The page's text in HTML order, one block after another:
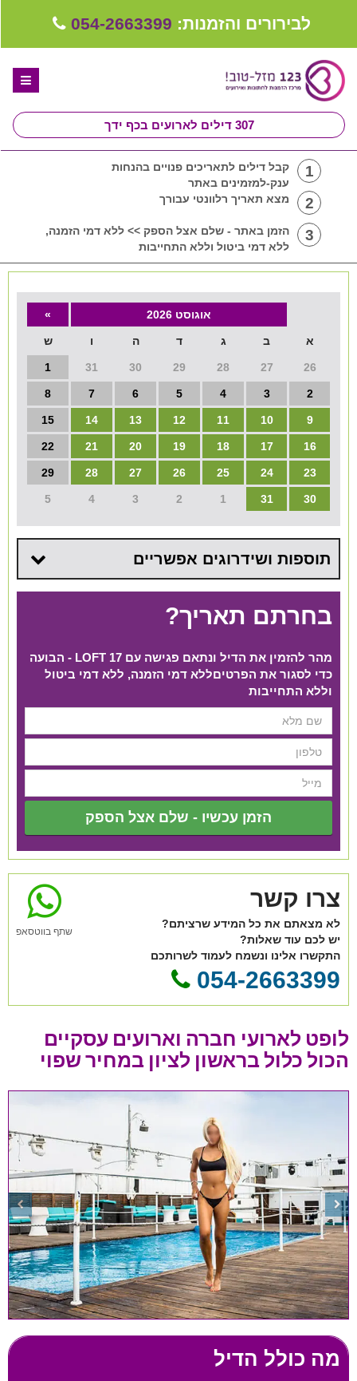
לבירורים והזמנות: 054-2663399
307 דילים לארועים בכף ידך
ספקים לחתונה מומלצים
קבלו ייעוץ בחינם
קבוצת וואטסאפ-ספקים עונים LIVE
שירות אישי בקליק
1
קבל דילים לתאריכים פנויים בהנחות
ענק-למזמינים באתר
2 מצא תאריך רלוונטי עבורך
3
הזמן באתר - שלם אצל הספק >> ללא דמי הזמנה,
ללא דמי ביטול וללא התחייבות
אוגוסט 2026 »
א ב ג ד ה ו ש
26
27
28
29
30
31
1
2
3
4
5
6
7
8
9
10
11
12
13
14
15
16
17
18
19
20
21
22
23
24
25
26
27
28
29
30
31
1
2
3
4
5
תוספות ושידרוגים אפשריים
בחרתם תאריך?
מהר להזמין את הדיל ונתאם פגישה עם LOFT 17 - הבועה
כדי לסגור את הפרטים​ ללא דמי הזמנה, ללא דמי ביטול
וללא התחייבות
הזמן עכשיו - שלם אצל הספק
שתף בווטסאפ
צרו קשר
לא מצאתם את כל המידע שרציתם?
יש לכם עוד שאלות?
התקשרו אלינו ונשמח לעמוד לשרותכם
054-2663399
לופט לארועי חברה וארועים עסקיים
הכול כלול בראשון לציון במחיר שפוי
מה כולל הדיל